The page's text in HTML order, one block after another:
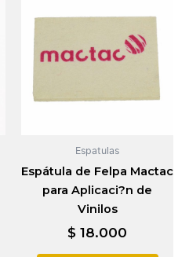
Espatulas
Espátula de Felpa Mactac
para Aplicaci?n de
Vinilos
$ 18.000